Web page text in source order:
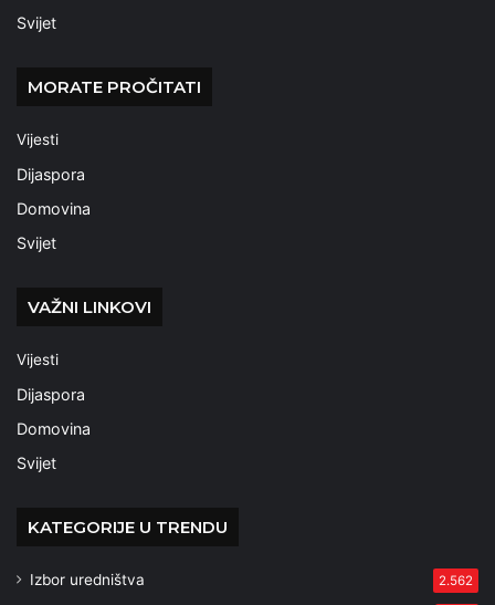
Svijet
MORATE PROČITATI
Vijesti
Dijaspora
Domovina
Svijet
VAŽNI LINKOVI
Vijesti
Dijaspora
Domovina
Svijet
KATEGORIJE U TRENDU
Izbor uredništva 2.562